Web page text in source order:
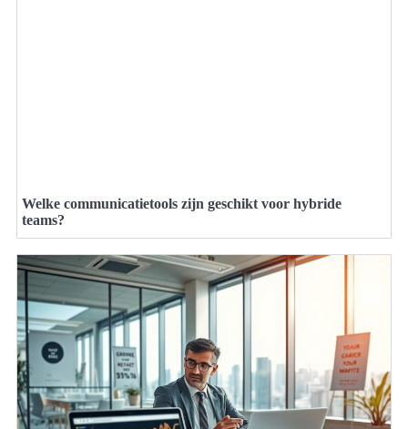
Welke communicatietools zijn geschikt voor hybride
teams?